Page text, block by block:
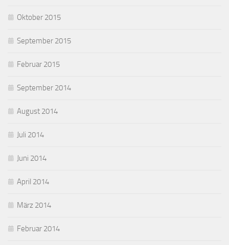
Oktober 2015
September 2015
Februar 2015
September 2014
August 2014
Juli 2014
Juni 2014
April 2014
März 2014
Februar 2014